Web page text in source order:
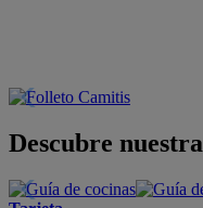
Descubre